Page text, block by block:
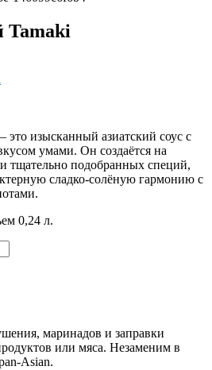
Tamaki
изысканный азиатский соус с
умами. Он создаётся на
и тщательно подобранных специй,
сладко-солёную гармонию с
0,24 л.
маринадов и заправки
или мяса. Незаменим в
Asian.